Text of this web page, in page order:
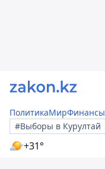
ПолитикаМирФинансы
#Выборы в Курултай
+31°